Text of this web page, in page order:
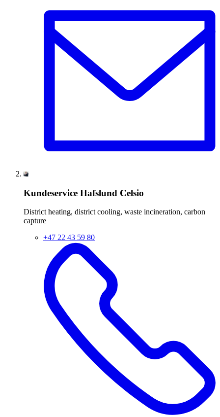
Kundeservice Hafslund Celsio
District heating, district cooling, waste incineration, carbon
capture
+47 22 43 59 80